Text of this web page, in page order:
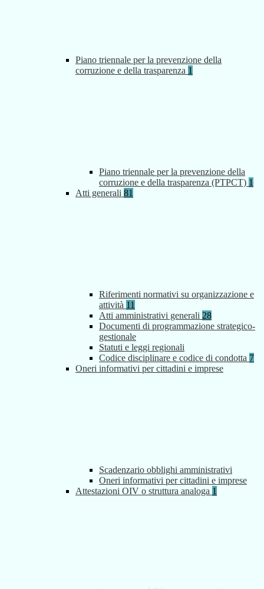
Piano triennale per la prevenzione della
corruzione e della trasparenza 1
Piano triennale per la prevenzione della
corruzione e della trasparenza (PTPCT) 1
Atti generali 81
Riferimenti normativi su organizzazione e
attività 11
Atti amministrativi generali 28
Documenti di programmazione strategico-
gestionale
Statuti e leggi regionali
Codice disciplinare e codice di condotta 7
Oneri informativi per cittadini e imprese
Scadenzario obblighi amministrativi
Oneri informativi per cittadini e imprese
Attestazioni OIV o struttura analoga 1